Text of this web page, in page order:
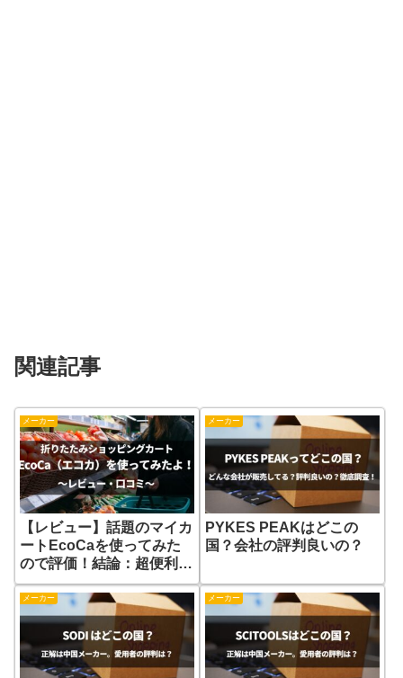
関連記事
メーカー
【レビュー】話題のマイカ
ートEcoCaを使ってみた
ので評価！結論：超便利
【PR】
メーカー
PYKES PEAKはどこの
国？会社の評判良いの？
メーカー メーカー